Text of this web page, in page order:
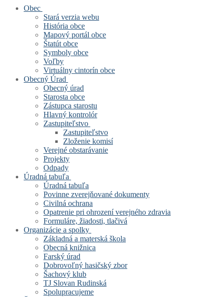
Obec
Stará verzia webu
História obce
Mapový portál obce
Štatút obce
Symboly obce
Voľby
Virtuálny cintorín obce
Obecný Úrad
Obecný úrad
Starosta obce
Zástupca starostu
Hlavný kontrolór
Zastupiteľstvo
Zastupiteľstvo
Zloženie komisí
Verejné obstarávanie
Projekty
Odpady
Úradná tabuľa
Úradná tabuľa
Povinne zverejňované dokumenty
Civilná ochrana
Opatrenie pri ohrození verejného zdravia
Formuláre, žiadosti, tlačivá
Organizácie a spolky
Základná a materská škola
Obecná knižnica
Farský úrad
Dobrovoľný hasičský zbor
Šachový klub
TJ Slovan Rudinská
Spolupracujeme